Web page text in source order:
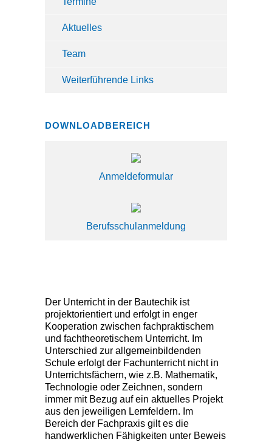
Aktuelles
Team
Weiterführende Links
DOWNLOADBEREICH
Anmeldeformular
Berufsschulanmeldung
Der Unterricht in der Bautechik ist
projektorientiert und erfolgt in enger
Kooperation zwischen fachpraktischem
und fachtheoretischem Unterricht. Im
Unterschied zur allgemeinbildenden
Schule erfolgt der Fachunterricht nicht in
Unterrichtsfächern, wie z.B. Mathematik,
Technologie oder Zeichnen, sondern
immer mit Bezug auf ein aktuelles Projekt
aus den jeweiligen Lernfeldern. Im
Bereich der Fachpraxis gilt es die
handwerklichen Fähigkeiten unter Beweis